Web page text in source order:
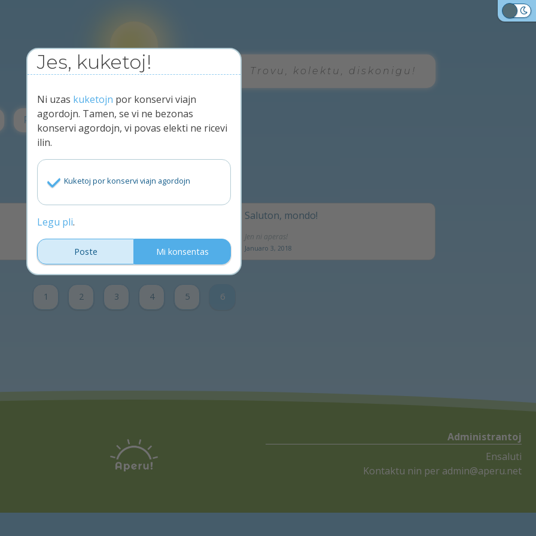
Trovu, kolektu, diskonigu!
Privateco
Malhele
Blogo
Tubaro aperas!
Finfine 🙂 Hodiaŭ ni fieras anonci, ke la rezulto de la unua sub-projekto de Aperu! estas publika. Post kelkaj monatoj da laboro, ni malfermis Tubaron al la publiko, finfine. Tubaro ankoraŭ estas en la eksperimenta fazo, do ĝi eble ankoraŭ havas iom da problemetoj kaj mankoj. Sed ni taksis ĝin sufiĉe preta por esti uzata […]
Februaro 5, 2019
Saluton, mondo!
Jen ni aperas!
Januaro 3, 2018
Paĝoj:
1 2 3 4 5 6
Administrantoj
Ensaluti
Kontaktu nin per admin@aperu.net
Jes, kuketoj!
Ni uzas kuketojn por konservi viajn
agordojn. Tamen, se vi ne bezonas
konservi agordojn, vi povas elekti ne ricevi
ilin.
Kuketoj por konservi viajn agordojn
Legu pli.
Poste Mi konsentas